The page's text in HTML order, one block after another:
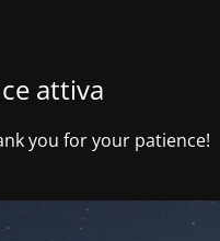
attiva
you for your patience!